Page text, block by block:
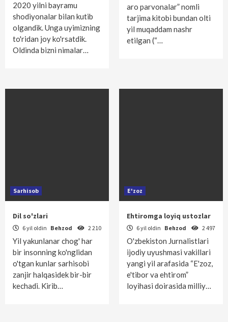
2020 yilni bayramu
shodiyonalar bilan kutib
olgandik. Unga uyimizning
to'ridan joy ko'rsatdik.
Oldinda bizni nimalar…
aro parvonalar” nomli
tarjima kitobi bundan olti
yil muqaddam nashr
etilgan (“…
Sarhisob
Dil so'zlari
6 yil oldin Behzod 2 210
Yil yakunlanar chog' har
bir insonning ko'nglidan
o'tgan kunlar sarhisobi
zanjir halqasidek bir-bir
kechadi. Kirib…
E'zoz
Ehtiromga loyiq ustozlar
6 yil oldin Behzod 2 497
O'zbekiston Jurnalistlari
ijodiy uyushmasi vakillari
yangi yil arafasida “E'zoz,
e'tibor va ehtirom”
loyihasi doirasida milliy…